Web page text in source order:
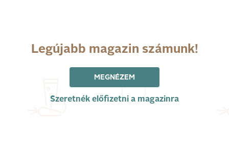
Legújabb magazin számunk!
MEGNÉZEM
Szeretnék előfizetni a magazinra